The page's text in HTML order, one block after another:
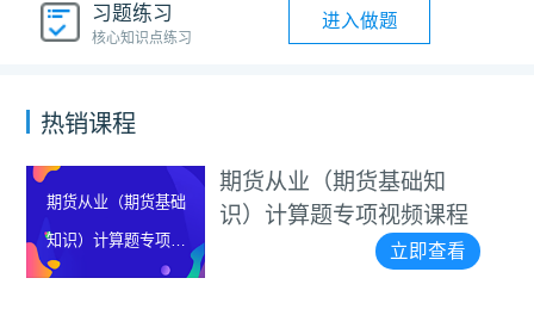
习题练习
核心知识点练习
进入做题
热销课程
期货从业（期货基础
知识）计算题专项视
频课程
期货从业（期货基础知
识）计算题专项视频课程
立即查看